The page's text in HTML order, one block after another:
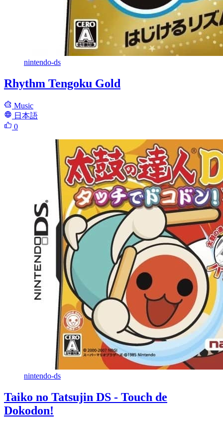
nintendo-ds
Rhythm Tengoku Gold
Music
日本語
0
nintendo-ds
Taiko no Tatsujin DS - Touch de
Dokodon!